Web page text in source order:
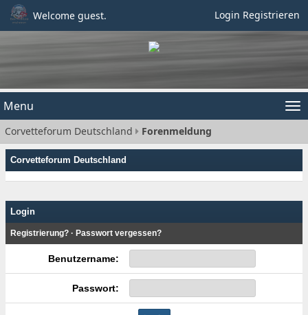
Welcome guest. Login Registrieren
Menu
Corvetteforum Deutschland Forenmeldung
Corvetteforum Deutschland
Login
Registrierung? · Passwort vergessen?
Benutzername:
Passwort: